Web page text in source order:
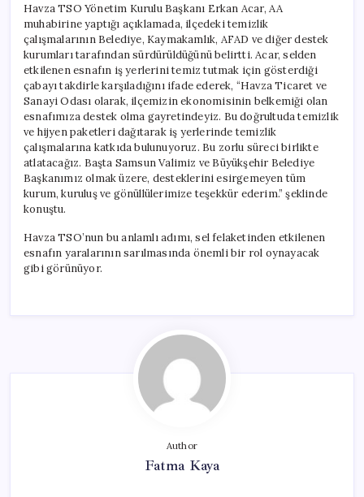
Havza TSO Yönetim Kurulu Başkanı Erkan Acar, AA
muhabirine yaptığı açıklamada, ilçedeki temizlik
çalışmalarının Belediye, Kaymakamlık, AFAD ve diğer destek
kurumları tarafından sürdürüldüğünü belirtti. Acar, selden
etkilenen esnafın iş yerlerini temiz tutmak için gösterdiği
çabayı takdirle karşıladığını ifade ederek, “Havza Ticaret ve
Sanayi Odası olarak, ilçemizin ekonomisinin belkemiği olan
esnafımıza destek olma gayretindeyiz. Bu doğrultuda temizlik
ve hijyen paketleri dağıtarak iş yerlerinde temizlik
çalışmalarına katkıda bulunuyoruz. Bu zorlu süreci birlikte
atlatacağız. Başta Samsun Valimiz ve Büyükşehir Belediye
Başkanımız olmak üzere, desteklerini esirgemeyen tüm
kurum, kuruluş ve gönüllülerimize teşekkür ederim.” şeklinde
konuştu.
Havza TSO’nun bu anlamlı adımı, sel felaketinden etkilenen
esnafın yaralarının sarılmasında önemli bir rol oynayacak
gibi görünüyor.
Author
Fatma Kaya